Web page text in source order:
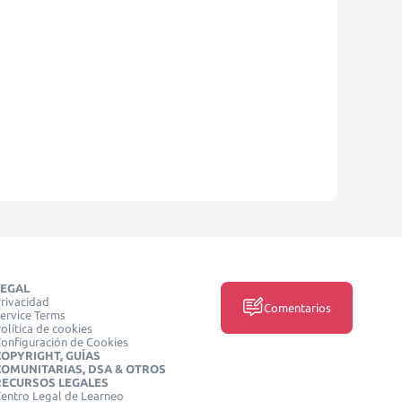
Terms
de cookies
de Cookies
GUÍAS
DSA & OTROS
LEGALES
Legal de Learneo
Comentarios